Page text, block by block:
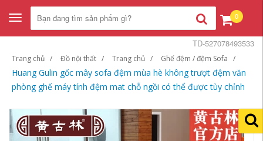
Toggle
navigation
0
Trang chủ Đồ nội thất Trang chủ Ghế đệm / đệm Sofa
Huang Gulin gốc mây sofa đệm mùa hè không trượt đệm văn
phòng ghế máy tính đệm mat chỗ ngồi có thể được tùy chỉnh
TD-527078493533